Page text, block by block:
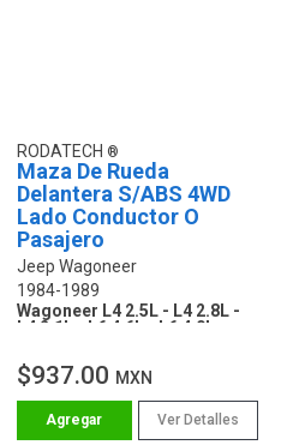
RODATECH
Maza De Rueda
Delantera S/ABS 4WD
Lado Conductor O
Pasajero
Jeep Wagoneer
1984-1989
Wagoneer L4 2.5L - L4 2.8L -
L4 2.1L - L6 4.6L - L6 4.0L
$937.00 MXN
Ver Detalles